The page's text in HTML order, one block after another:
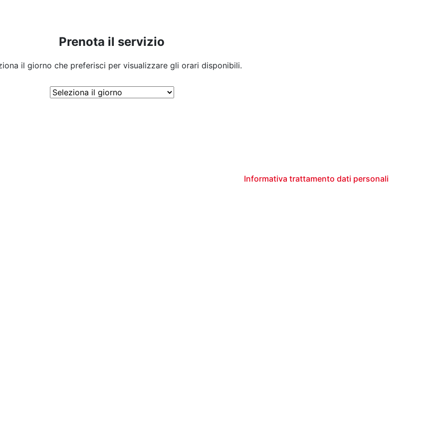
Prenota il servizio
il giorno che preferisci per visualizzare gli orari disponibili.
Informativa trattamento dati personali